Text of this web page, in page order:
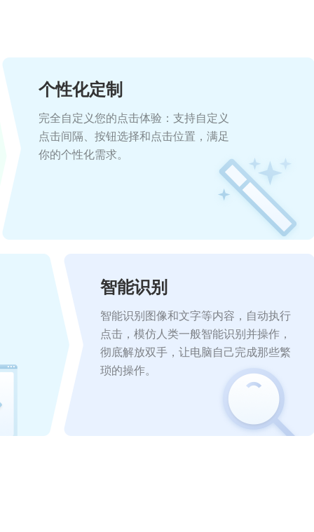
个性化定制
完全自定义您的点击体验：支持自定义
点击间隔、按钮选择和点击位置，满足
你的个性化需求。
智能识别
智能识别图像和文字等内容，自动执行
点击，模仿人类一般智能识别并操作，
彻底解放双手，让电脑自己完成那些繁
琐的操作。